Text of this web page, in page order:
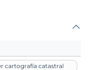
cartografía catastral